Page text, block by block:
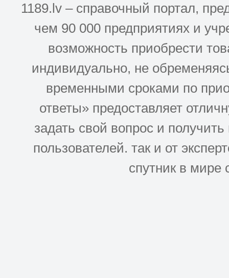
1189.lv – справочный портал,
чем 90 000 предприятиях и
возможность приобрести
индивидуально, не
временными сроками по
ответы» предоставляет
задать свой вопрос и
пользователей. так и от
спутник в